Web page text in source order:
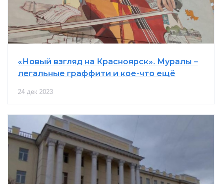
«Новый взгляд на Красноярск». Муралы –
легальные граффити и кое-что ещё
24 дек 2023